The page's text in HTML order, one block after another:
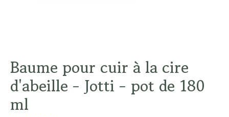
Baume pour cuir à la cire
d'abeille - Jotti - pot de 180
ml